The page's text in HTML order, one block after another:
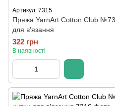
Артикул: 7315
Пряжа YarnArt Cotton Club
для в’язання
322 грн
В наявності